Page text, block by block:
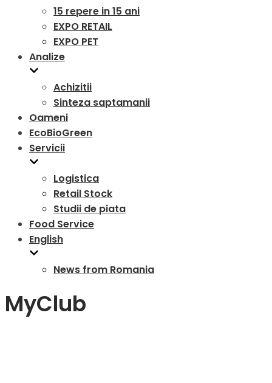
15 repere in 15 ani
EXPO RETAIL
EXPO PET
Analize
Achizitii
Sinteza saptamanii
Oameni
EcoBioGreen
Servicii
Logistica
Retail Stock
Studii de piata
Food Service
English
News from Romania
MyClub